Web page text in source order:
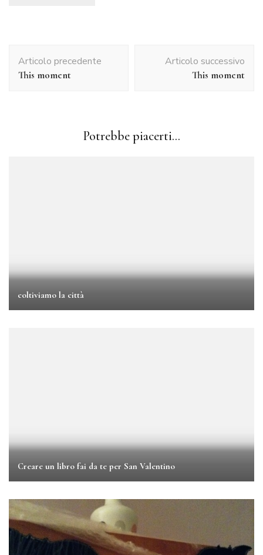
articolo
Articolo precedente
This moment
Articolo successivo
This moment
Potrebbe piacerti...
coltiviamo la città
Creare un libro fai da te per San Valentino